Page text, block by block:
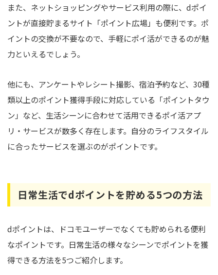
また、ネットショッピングやサービス利用の際に、dポイ
ントが直接貯まるサイト「ポイント広場」も便利です。ポ
イントの交換が不要なので、手軽にポイ活ができるのが魅
力といえるでしょう。
他にも、アンケートやレシート撮影、宿泊予約など、30種
類以上のポイント獲得手段に対応している「ポイントタウ
ン」など、生活シーンに合わせて活用できるポイ活アプ
リ・サービスが数多く存在します。自分のライフスタイル
に合ったサービスを選ぶのがポイントです。
日常生活でdポイントを貯める5つの方法
dポイントは、ドコモユーザーでなくても貯められる便利
なポイントです。日常生活の様々なシーンでポイントを獲
得できる方法を5つご紹介します。